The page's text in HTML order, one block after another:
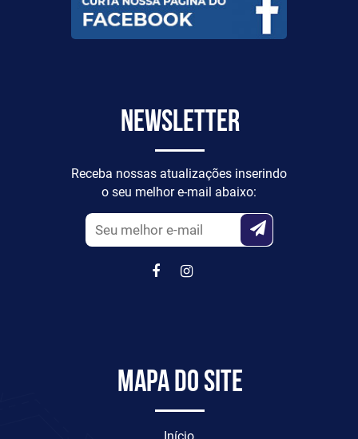
Newsletter
Receba nossas atualizações inserindo
o seu melhor e-mail abaixo:
Mapa do site